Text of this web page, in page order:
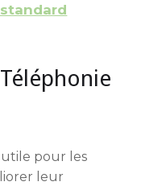
pour les
leur